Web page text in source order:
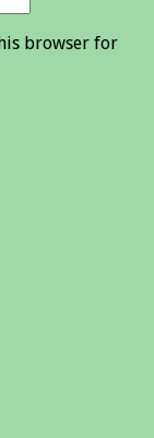
browser for